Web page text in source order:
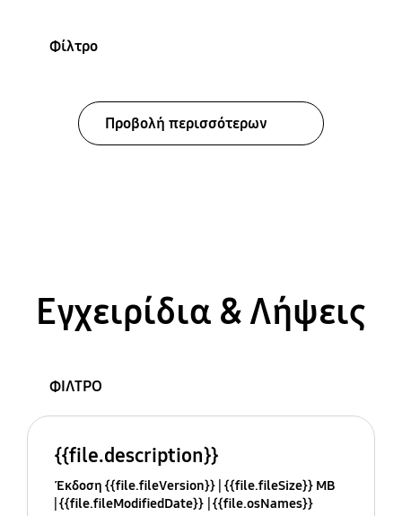
Φίλτρο
Προβολή περισσότερων
Εγχειρίδια & Λήψεις
ΦΙΛΤΡΟ
{{file.description}}
Έκδοση {{file.fileVersion}} {{file.fileSize}} MB
{{file.fileModifiedDate}} {{file.osNames}}